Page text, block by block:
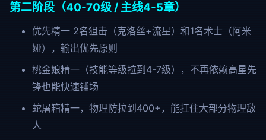
第二阶段（40-70级 / 主线4-5章）
优先精一 2名狙击（克洛丝+流星）和1名术士（阿米
娅），输出优先原则
桃金娘精一（技能等级拉到4-7级），不再依赖高星先
锋也能快速铺场
蛇屠箱精一，物理防拉到400+，能扛住大部分物理敌
人